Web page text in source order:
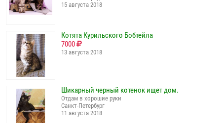
15 августа 2018
Котята Курильского Бобтейла
7000
13 августа 2018
Шикарный черный котенок ищет дом.
Отдам в хорошие руки
Санкт-Петербург
11 августа 2018